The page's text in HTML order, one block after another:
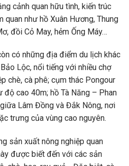
cảnh quan hữu tình, kiến trúc
quan như hồ Xuân Hương, Thung
đồi Cỏ May, hẻm Ống Máy…
có những địa điểm du lịch khác
Lộc, nổi tiếng với nhiều chợ
chè, cà phê; cụm thác Pongour
cao 40m; hồ Tà Năng – Phan
Lâm Đồng và Đắk Nông, nơi
trưng của vùng cao nguyên.
sản xuất nông nghiệp quan
được biết đến với các sản